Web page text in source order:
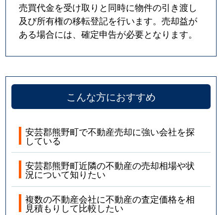
売買代金を受け取りと同時に物件の引き渡し
及び所有権の移転登記を行います。売却益が
ある場合には、確定申告が必要となります。
こんな方におすすめ
安芸郡熊野町で不動産売却に強い会社を探
している
安芸郡熊野町近隣の不動産の売却相場や状
況について知りたい
複数の不動産会社に不動産の査定価格を相
見積もりして比較したい